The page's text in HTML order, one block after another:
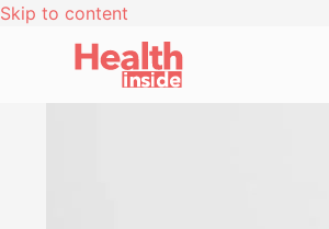
Skip to content